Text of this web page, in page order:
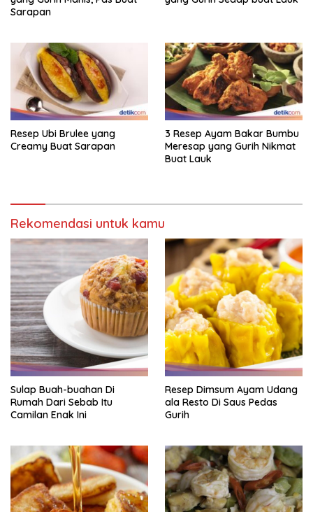
Sarapan
Resep Ubi Brulee yang
Creamy Buat Sarapan
3 Resep Ayam Bakar Bumbu
Meresap yang Gurih Nikmat
Buat Lauk
Rekomendasi untuk kamu
Sulap Buah-buahan Di
Rumah Dari Sebab Itu
Camilan Enak Ini
Resep Dimsum Ayam Udang
ala Resto Di Saus Pedas
Gurih